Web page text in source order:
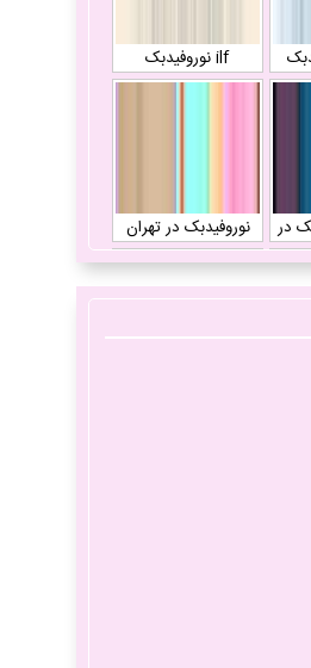
ilf نوروفیدبک
در
نوروفیدبک در تهران